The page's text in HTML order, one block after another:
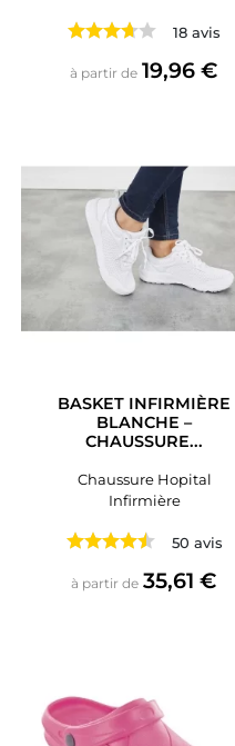
18 avis
à partir de Prix
19,96 €
BASKET INFIRMIÈRE
BLANCHE –
CHAUSSURE...
Chaussure Hopital
Infirmière
50 avis
à partir de Prix
35,61 €